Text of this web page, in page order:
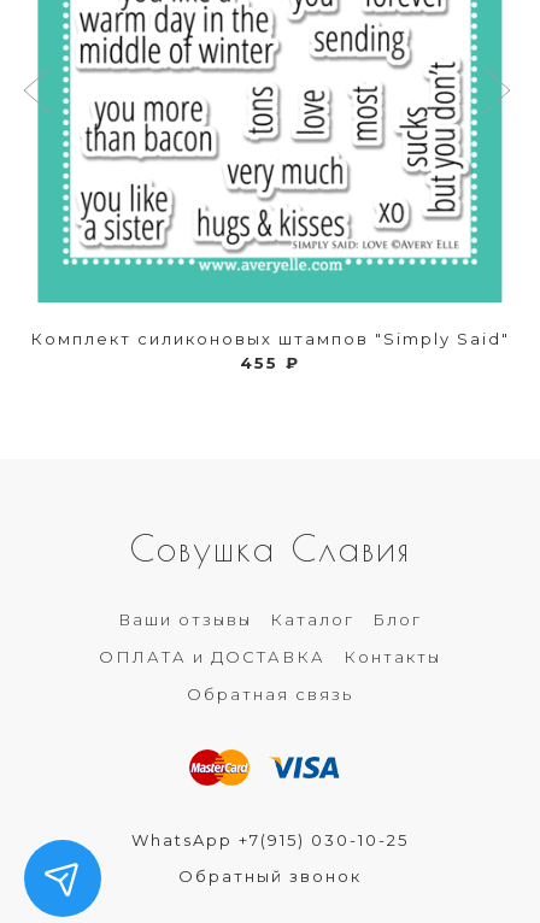
Комплект силиконовых штампов "Simply Said"
455 ₽
Совушка Славия
Ваши отзывы Каталог
Блог
ОПЛАТА и ДОСТАВКА
Контакты
Обратная связь
WhatsApp +7(915) 030-10-25
Обратный звонок